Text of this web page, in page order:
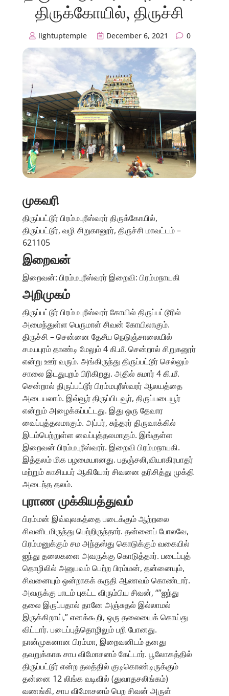
திருக்கோயில், திருச்சி
lightuptemple December 6, 2021 0
முகவரி
திருப்பட்டூர் பிரம்மபுரீஸ்வரர் திருக்கோயில்,
திருப்பட்டூர், வழி சிறுகானூர், திருச்சி மாவட்டம் –
621105
இறைவன்
இறைவன்: பிரம்மபுரீஸ்வரர் இறைவி: பிரம்மநாயகி
அறிமுகம்
திருப்பட்டூர் பிரம்மபுரீஸ்வரர் கோயில் திருப்பட்டூரில்
அமைந்துள்ள பெருமாள் சிவன் கோயிலாகும்.
திருச்சி – சென்னை தேசீய நெடுஞ்சாலையில்
சமயபுரம் தாண்டி மேலும் 4 கி.மீ. சென்றால் சிறுகனூர்
என்று ஊர் வரும். அங்கிருந்து திருப்பட்டூர் செல்லும்
சாலை இடதுபுறம் பிரிகிறது. அதில் சுமார் 4 கி.மீ.
சென்றால் திருப்பட்டூர் பிரம்மபுரீஸ்வரர் ஆலயத்தை
அடையலாம். இவ்வூர் திருப்பிடவூர், திருப்படையூர்
என்றும் அழைக்கப்பட்டது. இது ஒரு தேவார
வைப்புத்தலமாகும். அப்பர், சுந்தரர் திருவாக்கில்
இடம்பெற்றுள்ள வைப்புத்தலமாகும். இங்குள்ள
இறைவன் பிரம்மபுரீஸ்வரர். இறைவி பிரம்மநாயகி.
இத்தலம் மிக பழமையானது. பதஞ்சலி,வியாகிரபாதர்
மற்றும் காசியபர் ஆகியோர் சிவனை தரிசித்து முக்தி
அடைந்த தலம்.
புராண முக்கியத்துவம்
பிரம்மன் இவ்வுலகத்தை படைக்கும் ஆற்றலை
சிவனிடமிருந்து பெற்றிருந்தார். தன்னைப் போலவே,
பிரம்மனுக்கும் சம அந்தஸ்து கொடுக்கும் வகையில்
ஐந்து தலைகளை அவருக்கு கொடுத்தார். படைப்புத்
தொழிலில் அனுபவம் பெற்ற பிரம்மன், தன்னையும்,
சிவனையும் ஒன்றாகக் கருதி ஆணவம் கொண்டார்.
அவருக்கு பாடம் புகட்ட விரும்பிய சிவன், “”ஐந்து
தலை இருப்பதால் தானே அஞ்சுதல் இல்லாமல்
இருக்கிறாய்,” எனக்கூறி, ஒரு தலையைக் கொய்து
விட்டார். படைப்புத்தொழிலும் பறி போனது.
நான்முகனான பிரம்மா, இறைவனிடம் தனது
தவறுக்காக சாப விமோசனம் கேட்டார். பூலோகத்தில்
திருப்பட்டூர் என்ற தலத்தில் குடிகொண்டிருக்கும்
தன்னை 12 லிங்க வடிவில் (துவாதசலிங்கம்)
வணங்கி, சாப விமோசனம் பெற சிவன் அருள்